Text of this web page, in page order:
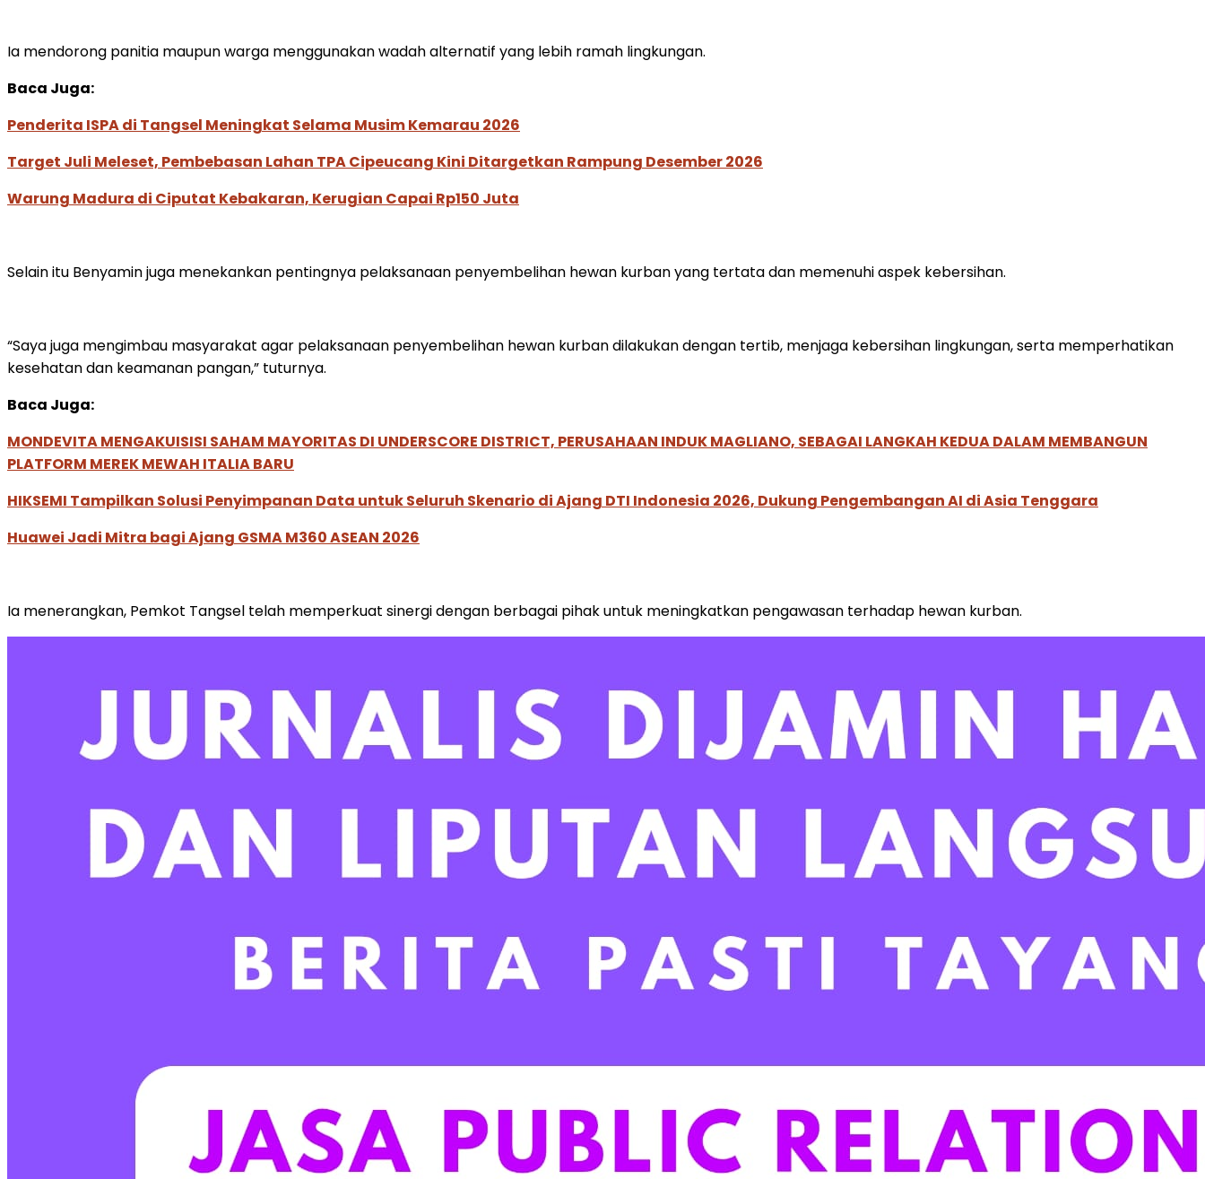
Ia mendorong panitia maupun warga menggunakan wadah alternatif yang lebih ramah lingkungan.
Baca Juga:
Penderita ISPA di Tangsel Meningkat Selama Musim Kemarau 2026
Target Juli Meleset, Pembebasan Lahan TPA Cipeucang Kini Ditargetkan Rampung Desember 2026
Warung Madura di Ciputat Kebakaran, Kerugian Capai Rp150 Juta
Selain itu Benyamin juga menekankan pentingnya pelaksanaan penyembelihan hewan kurban yang tertata dan memenuhi aspek kebersihan.
“Saya juga mengimbau masyarakat agar pelaksanaan penyembelihan hewan kurban dilakukan dengan tertib, menjaga kebersihan lingkungan, serta memperhatikan
kesehatan dan keamanan pangan,” tuturnya.
Baca Juga:
MONDEVITA MENGAKUISISI SAHAM MAYORITAS DI UNDERSCORE DISTRICT, PERUSAHAAN INDUK MAGLIANO, SEBAGAI LANGKAH KEDUA DALAM MEMBANGUN
PLATFORM MEREK MEWAH ITALIA BARU
HIKSEMI Tampilkan Solusi Penyimpanan Data untuk Seluruh Skenario di Ajang DTI Indonesia 2026, Dukung Pengembangan AI di Asia Tenggara
Huawei Jadi Mitra bagi Ajang GSMA M360 ASEAN 2026
Ia menerangkan, Pemkot Tangsel telah memperkuat sinergi dengan berbagai pihak untuk meningkatkan pengawasan terhadap hewan kurban.